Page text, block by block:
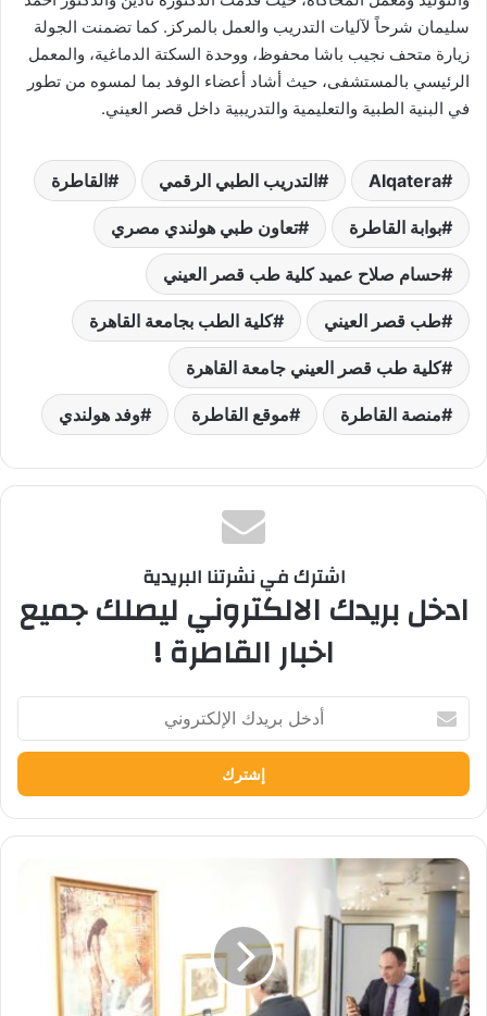
سليمان شرحاً لآليات التدريب والعمل بالمركز. كما تضمنت الجولة
زيارة متحف نجيب باشا محفوظ، ووحدة السكتة الدماغية، والمعمل
الرئيسي بالمستشفى، حيث أشاد أعضاء الوفد بما لمسوه من تطور
في البنية الطبية والتعليمية والتدريبية داخل قصر العيني.
Alqatera التدريب الطبي الرقمي القاطرة
بوابة القاطرة تعاون طبي هولندي مصري
حسام صلاح عميد كلية طب قصر العيني
طب قصر العيني كلية الطب بجامعة القاهرة
كلية طب قصر العيني جامعة القاهرة
منصة القاطرة موقع القاطرة وفد هولندي
اشترك في نشرتنا البريدية
ادخل بريدك الالكتروني ليصلك جميع
اخبار القاطرة !
بريدك
الإلكتروني
وفد
جامعة
قرطبة
الإسبانية
يشيد
بمجمع
الفنون